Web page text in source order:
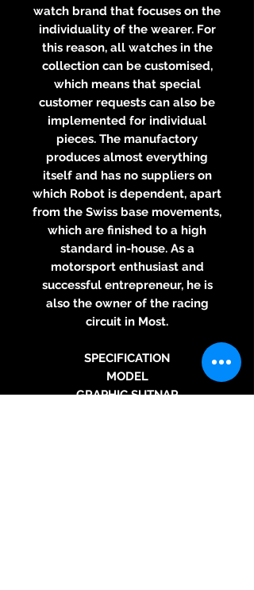
watch brand that focuses on the
individuality of the wearer. For
this reason, all watches in the
collection can be customised,
which means that special
customer requests can also be
implemented for individual
pieces. The manufactory
produces almost everything
itself and has no suppliers on
which Robot is dependent, apart
from the Swiss base movements,
which are finished to a high
standard in-house. As a
motorsport enthusiast and
successful entrepreneur, he is
also the owner of the racing
circuit in Most.
SPECIFICATION
MODEL
GRAPHIC SUTNAR